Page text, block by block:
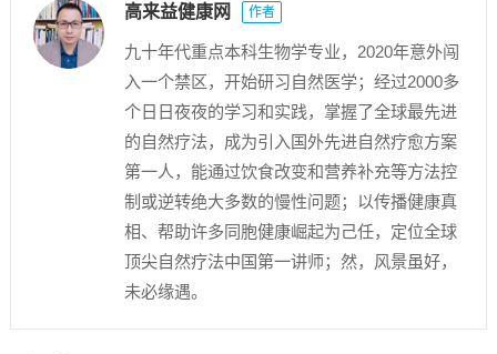
高来益健康网 作者
九十年代重点本科生物学专业，2020年意外闯
入一个禁区，开始研习自然医学；经过2000多
个日日夜夜的学习和实践，掌握了全球最先进
的自然疗法，成为引入国外先进自然疗愈方案
第一人，能通过饮食改变和营养补充等方法控
制或逆转绝大多数的慢性问题；以传播健康真
相、帮助许多同胞健康崛起为己任，定位全球
顶尖自然疗法中国第一讲师；然，风景虽好，
未必缘遇。